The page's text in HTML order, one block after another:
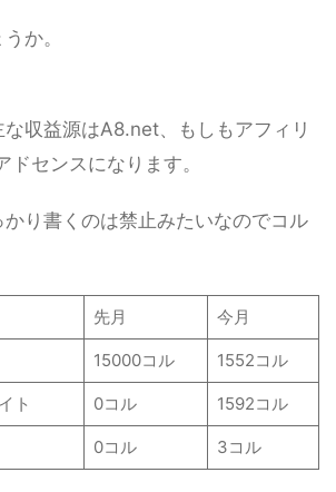
か。
収益源はA8.net、もしもアフィリ
センスになります。
り書くのは禁止みたいなのでコル
先月 今月
15000コル 1552コル
ト 0コル 1592コル
0コル 3コル